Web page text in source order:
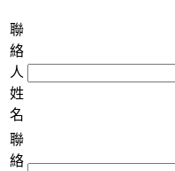
聯
絡
人
姓
名
聯
絡